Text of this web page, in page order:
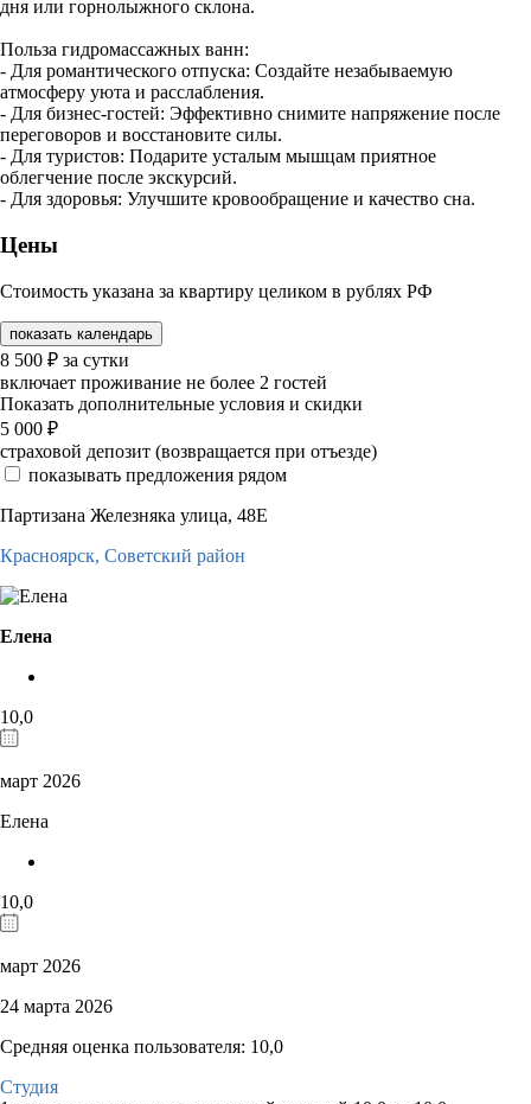
дня или горнолыжного склона.
Польза гидромассажных ванн:
- Для романтического отпуска: Создайте незабываемую
атмосферу уюта и расслабления.
- Для бизнес-гостей: Эффективно снимите напряжение после
переговоров и восстановите силы.
- Для туристов: Подарите усталым мышцам приятное
облегчение после экскурсий.
- Для здоровья: Улучшите кровообращение и качество сна.
Цены
Стоимость указана за квартиру целиком в рублях РФ
показать календарь
8 500 ₽ за сутки
включает проживание не более 2 гостей
Показать дополнительные условия и скидки
5 000 ₽
страховой депозит (возвращается при отъезде)
показывать предложения рядом
Партизана Железняка улица, 48Е
Красноярск, Советский район
Елена
10,0
март 2026
Елена
10,0
март 2026
24 марта 2026
Средняя оценка пользователя: 10,0
Студия